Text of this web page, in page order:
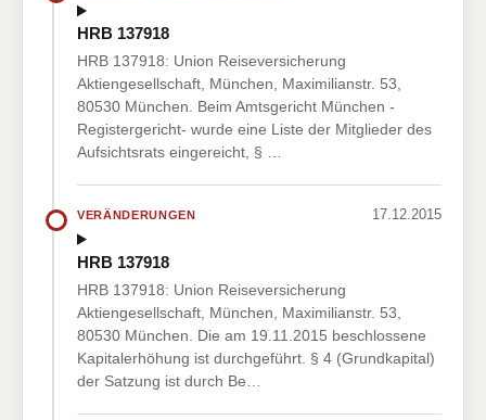
HRB 137918
HRB 137918: Union Reiseversicherung
Aktiengesellschaft, München, Maximilianstr. 53,
80530 München. Beim Amtsgericht München -
Registergericht- wurde eine Liste der Mitglieder des
Aufsichtsrats eingereicht, § …
VERÄNDERUNGEN 17.12.2015
HRB 137918
HRB 137918: Union Reiseversicherung
Aktiengesellschaft, München, Maximilianstr. 53,
80530 München. Die am 19.11.2015 beschlossene
Kapitalerhöhung ist durchgeführt. § 4 (Grundkapital)
der Satzung ist durch Be…